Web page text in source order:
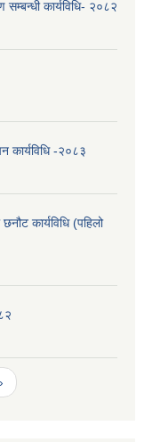
सम्बन्धी कार्यविधि- २०८२
कार्यविधि -२०८३
कार्यविधि (पहिलो